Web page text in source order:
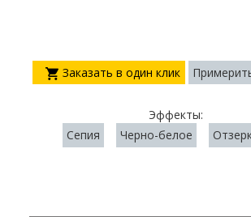
Заказать в один клик
Эффекты:
Сепия
Черно-белое